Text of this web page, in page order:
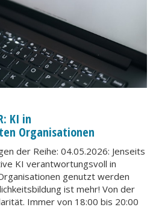
KI in
Organisationen
der Reihe: 04.05.2026: Jenseits
KI verantwortungsvoll in
genutzt werden
ist mehr! Von der
Immer von 18:00 bis 20:00